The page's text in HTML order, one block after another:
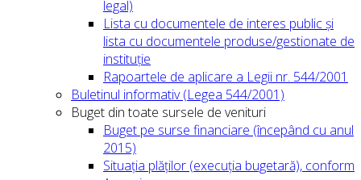
legal)
Lista cu documentele de interes public și
lista cu documentele produse/gestionate de
instituție
Rapoartele de aplicare a Legii nr. 544/2001
Buletinul informativ (Legea 544/2001)
Buget din toate sursele de venituri
Buget pe surse financiare (începând cu anul
2015)
Situația plăților (execuția bugetară), conform